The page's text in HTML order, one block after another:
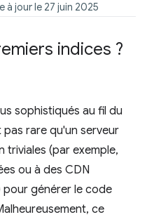
à jour le 27 juin 2025
indices ?
sophistiqués au fil du
rare qu'un serveur
(par exemple,
ou à des CDN
générer le code
ce